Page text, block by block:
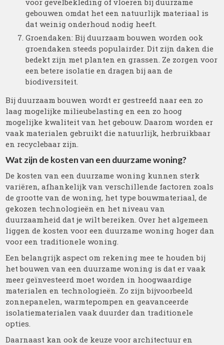
voor gevelbekleding of vloeren bij duurzame
gebouwen omdat het een natuurlijk materiaal is
dat weinig onderhoud nodig heeft.
Groendaken: Bij duurzaam bouwen worden ook
groendaken steeds populairder. Dit zijn daken die
bedekt zijn met planten en grassen. Ze zorgen voor
een betere isolatie en dragen bij aan de
biodiversiteit.
Bij duurzaam bouwen wordt er gestreefd naar een zo
laag mogelijke milieubelasting en een zo hoog
mogelijke kwaliteit van het gebouw. Daarom worden er
vaak materialen gebruikt die natuurlijk, herbruikbaar
en recyclebaar zijn.
Wat zijn de kosten van een duurzame woning?
De kosten van een duurzame woning kunnen sterk
variëren, afhankelijk van verschillende factoren zoals
de grootte van de woning, het type bouwmateriaal, de
gekozen technologieën en het niveau van
duurzaamheid dat je wilt bereiken. Over het algemeen
liggen de kosten voor een duurzame woning hoger dan
voor een traditionele woning.
Een belangrijk aspect om rekening mee te houden bij
het bouwen van een duurzame woning is dat er vaak
meer geïnvesteerd moet worden in hoogwaardige
materialen en technologieën. Zo zijn bijvoorbeeld
zonnepanelen, warmtepompen en geavanceerde
isolatiematerialen vaak duurder dan traditionele
opties.
Daarnaast kan ook de keuze voor architectuur en